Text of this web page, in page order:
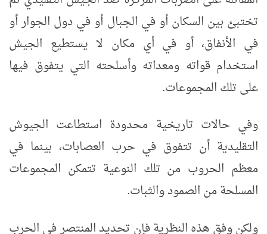
تختبئ بين السكان أو في الجبال أو في دول الجوار أو
في الأنفاق، أو في أي مكان لا يستطيع الجيش
استخدام قواته ومعداته وأسلحته التي يتفوق فيها
على تلك المجموعات.
وفي حالات تاريخية محدودة استطاعت الجيوش
التقليدية أن تتفوق في حرب العصابات، بينما في
معظم الحروب من تلك النوعية تتمكن المجموعات
المسلحة من الصمود والثبات.
ولكن وفق هذه النظرية فإن تحديد المنتصر في الحرب